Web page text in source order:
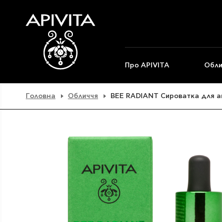
Про APIVITA
Головна Обличчя BEE RADIANT Сироватка для